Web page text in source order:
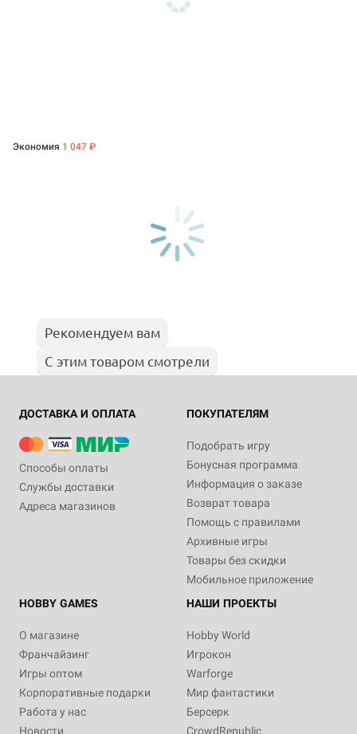
Экономия 1 047 ₽
Рекомендуем вам
С этим товаром смотрели
ДОСТАВКА И ОПЛАТА
Способы оплаты
Службы доставки
Адреса магазинов
ПОКУПАТЕЛЯМ
Подобрать игру
Бонусная программа
Информация о заказе
Возврат товара
Помощь с правилами
Архивные игры
Товары без скидки
Мобильное приложение
HOBBY GAMES
О магазине
Франчайзинг
Игры оптом
Корпоративные подарки
Работа у нас
Новости
НАШИ ПРОЕКТЫ
Hobby World
Игрокон
Warforge
Мир фантастики
Берсерк
CrowdRepublic